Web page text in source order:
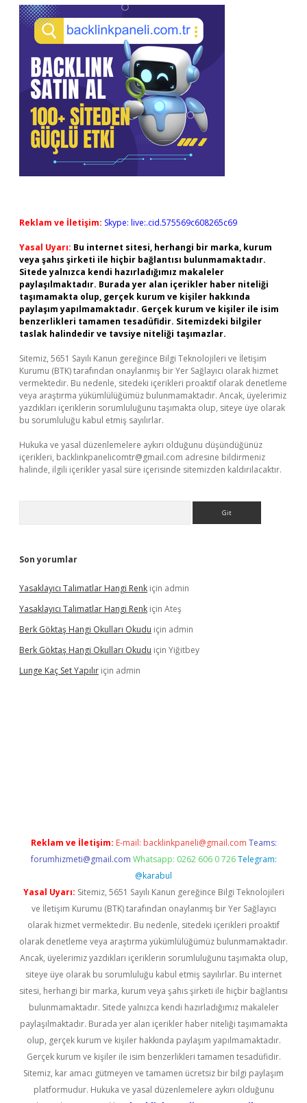
Reklam ve İletişim: Skype: live:.cid.575569c608265c69
Yasal Uyarı: Bu internet sitesi, herhangi bir marka, kurum
veya şahıs şirketi ile hiçbir bağlantısı bulunmamaktadır.
Sitede yalnızca kendi hazırladığımız makaleler
paylaşılmaktadır. Burada yer alan içerikler haber niteliği
taşımamakta olup, gerçek kurum ve kişiler hakkında
paylaşım yapılmamaktadır. Gerçek kurum ve kişiler ile isim
benzerlikleri tamamen tesadüfidir. Sitemizdeki bilgiler
taslak halindedir ve tavsiye niteliği taşımazlar.
Sitemiz, 5651 Sayılı Kanun gereğince Bilgi Teknolojileri ve İletişim
Kurumu (BTK) tarafından onaylanmış bir Yer Sağlayıcı olarak hizmet
vermektedir. Bu nedenle, sitedeki içerikleri proaktif olarak denetleme
veya araştırma yükümlülüğümüz bulunmamaktadır. Ancak, üyelerimiz
yazdıkları içeriklerin sorumluluğunu taşımakta olup, siteye üye olarak
bu sorumluluğu kabul etmiş sayılırlar.
Hukuka ve yasal düzenlemelere aykırı olduğunu düşündüğünüz
içerikleri, backlinkpanelicomtr@gmail.com adresine bildirmeniz
halinde, ilgili içerikler yasal süre içerisinde sitemizden kaldırılacaktır.
Son yorumlar
Yasaklayıcı Talimatlar Hangi Renk için admin
Yasaklayıcı Talimatlar Hangi Renk için Ateş
Berk Göktaş Hangi Okulları Okudu için admin
Berk Göktaş Hangi Okulları Okudu için Yiğitbey
Lunge Kaç Set Yapılır için admin
Reklam ve İletişim: E-mail: backlinkpaneli@gmail.com Teams:
forumhizmeti@gmail.com Whatsapp: 0262 606 0 726 Telegram:
@karabul
Yasal Uyarı: Sitemiz, 5651 Sayılı Kanun gereğince Bilgi Teknolojileri
ve İletişim Kurumu (BTK) tarafından onaylanmış bir Yer Sağlayıcı
olarak hizmet vermektedir. Bu nedenle, sitedeki içerikleri proaktif
olarak denetleme veya araştırma yükümlülüğümüz bulunmamaktadır.
Ancak, üyelerimiz yazdıkları içeriklerin sorumluluğunu taşımakta olup,
siteye üye olarak bu sorumluluğu kabul etmiş sayılırlar. Bu internet
sitesi, herhangi bir marka, kurum veya şahıs şirketi ile hiçbir bağlantısı
bulunmamaktadır. Sitede yalnızca kendi hazırladığımız makaleler
paylaşılmaktadır. Burada yer alan içerikler haber niteliği taşımamakta
olup, gerçek kurum ve kişiler hakkında paylaşım yapılmamaktadır.
Gerçek kurum ve kişiler ile isim benzerlikleri tamamen tesadüfidir.
Sitemiz, kar amacı gütmeyen ve tamamen ücretsiz bir bilgi paylaşım
platformudur. Hukuka ve yasal düzenlemelere aykırı olduğunu